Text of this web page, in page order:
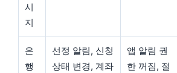
시
지
은
행
선정 알림, 신청
상태 변경, 계좌
앱 알림 권
한 꺼짐, 절